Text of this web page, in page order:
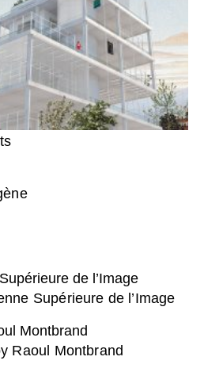
Supérieure de l’Image
Raoul Montbrand